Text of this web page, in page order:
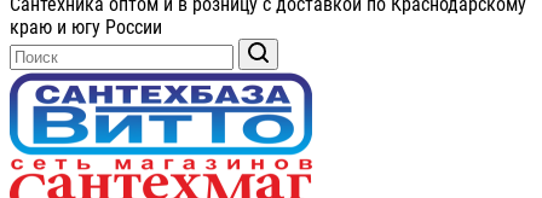
краю и югу России